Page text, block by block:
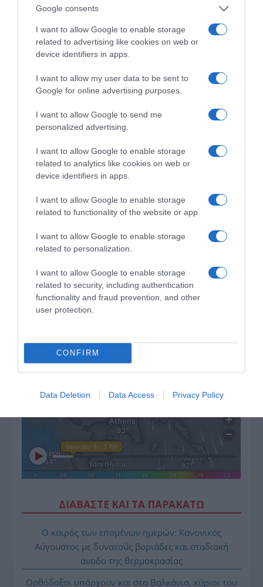
Google consents
I want to allow Google to enable storage
related to advertising like cookies on web or
device identifiers in apps.
I want to allow my user data to be sent to
Google for online advertising purposes.
I want to allow Google to send me
personalized advertising.
I want to allow Google to enable storage
related to analytics like cookies on web or
device identifiers in apps.
I want to allow Google to enable storage
related to functionality of the website or app.
I want to allow Google to enable storage
related to personalization.
I want to allow Google to enable storage
related to security, including authentication
functionality and fraud prevention, and other
user protection.
CONFIRM
Data Deletion Data Access Privacy Policy
ΠΑΤΗΣΤΕ ΓΙΑ LIVE ΚΙΝΗΣΗ
Live ενημέρωση για Κηφισό, Αττική Οδό και κέντρο Αθήνας από το
paron.gr
ΤΟ ΠΑΡΟΝ ΤΗΣ ΚΥΡΙΑΚΗΣ
ΔΙΑΒΑΣΤΕ ΚΑΙ ΤΑ ΠΑΡΑΚΑΤΩ
Ο καιρός των επομένων ημερών: Κανονικός
Αύγουστος με δυνατούς βοριάδες και σταδιακή
άνοδο της θερμοκρασίας
Ορθόδοξοι υπάρχουν και στα Βαλκάνια, κύριοι του